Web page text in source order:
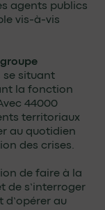
agents publics
vis-à-vis
se situant
la fonction
44000
territoriaux
au quotidien
des crises.
de faire à la
de s’interroger
d’opérer au